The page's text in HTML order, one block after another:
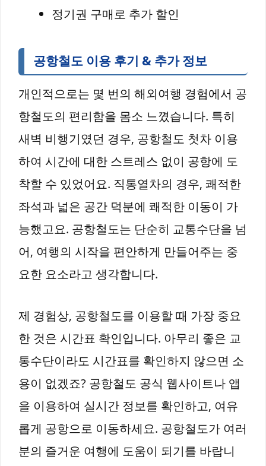
정기권 구매로 추가 할인
공항철도 이용 후기 & 추가 정보
개인적으로는 몇 번의 해외여행 경험에서 공
항철도의 편리함을 몸소 느꼈습니다. 특히
새벽 비행기였던 경우, 공항철도 첫차 이용
하여 시간에 대한 스트레스 없이 공항에 도
착할 수 있었어요. 직통열차의 경우, 쾌적한
좌석과 넓은 공간 덕분에 쾌적한 이동이 가
능했고요. 공항철도는 단순히 교통수단을 넘
어, 여행의 시작을 편안하게 만들어주는 중
요한 요소라고 생각합니다.
제 경험상, 공항철도를 이용할 때 가장 중요
한 것은 시간표 확인입니다. 아무리 좋은 교
통수단이라도 시간표를 확인하지 않으면 소
용이 없겠죠? 공항철도 공식 웹사이트나 앱
을 이용하여 실시간 정보를 확인하고, 여유
롭게 공항으로 이동하세요. 공항철도가 여러
분의 즐거운 여행에 도움이 되기를 바랍니